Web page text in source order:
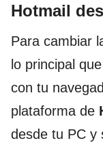
Hotmail
Para cambiar
lo principal
con tu
plataforma de
desde tu PC y